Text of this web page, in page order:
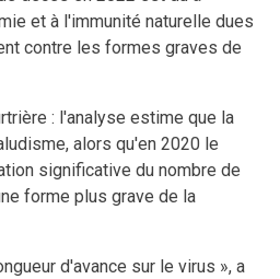
et à l'immunité naturelle dues
contre les formes graves de
: l'analyse estime que la
alors qu'en 2020 le
significative du nombre de
forme plus grave de la
d'avance sur le virus », a